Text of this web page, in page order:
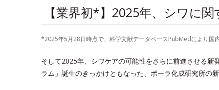
【業界初*】2025年、シワに
*2025年5月28日時点で、科学文献データベースPubMedにより国
そして2025年、シワケアの可能性をさらに前進させる
ラム」誕生のきっかけともなった、ポーラ化成研究所の